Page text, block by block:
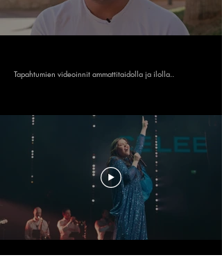
Tapahtumien videoinnit ammattitaidolla ja ilolla..